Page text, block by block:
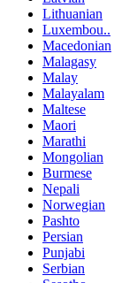
Lithuanian
Luxembou..
Macedonian
Malagasy
Malay
Malayalam
Maltese
Maori
Marathi
Mongolian
Burmese
Nepali
Norwegian
Pashto
Persian
Punjabi
Serbian